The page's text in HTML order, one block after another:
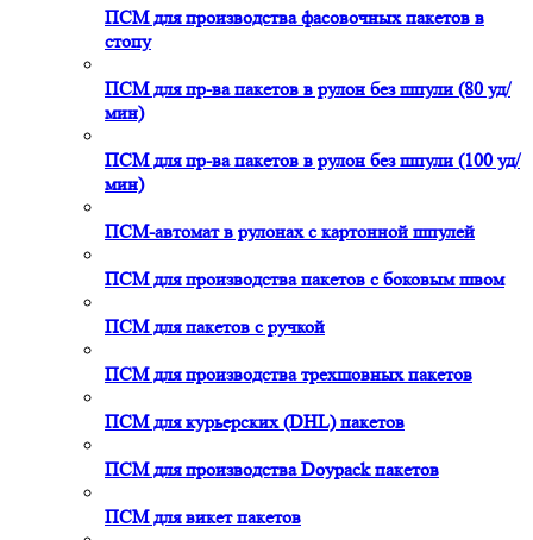
ПСМ для производства фасовочных пакетов в
стопу
ПСМ для пр-ва пакетов в рулон без шпули (80 уд/
мин)
ПСМ для пр-ва пакетов в рулон без шпули (100 уд/
мин)
ПСМ-автомат в рулонах с картонной шпулей
ПСМ для производства пакетов с боковым швом
ПСМ для пакетов с ручкой
ПСМ для производства трехшовных пакетов
ПСМ для курьерских (DHL) пакетов
ПСМ для производства Doypack пакетов
ПСМ для викет пакетов